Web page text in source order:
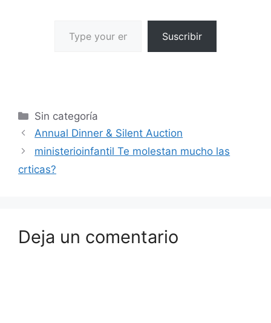
Suscribir
Sin categoría
Annual Dinner & Silent Auction
ministerioinfantil Te molestan mucho las
crticas?
Deja un comentario